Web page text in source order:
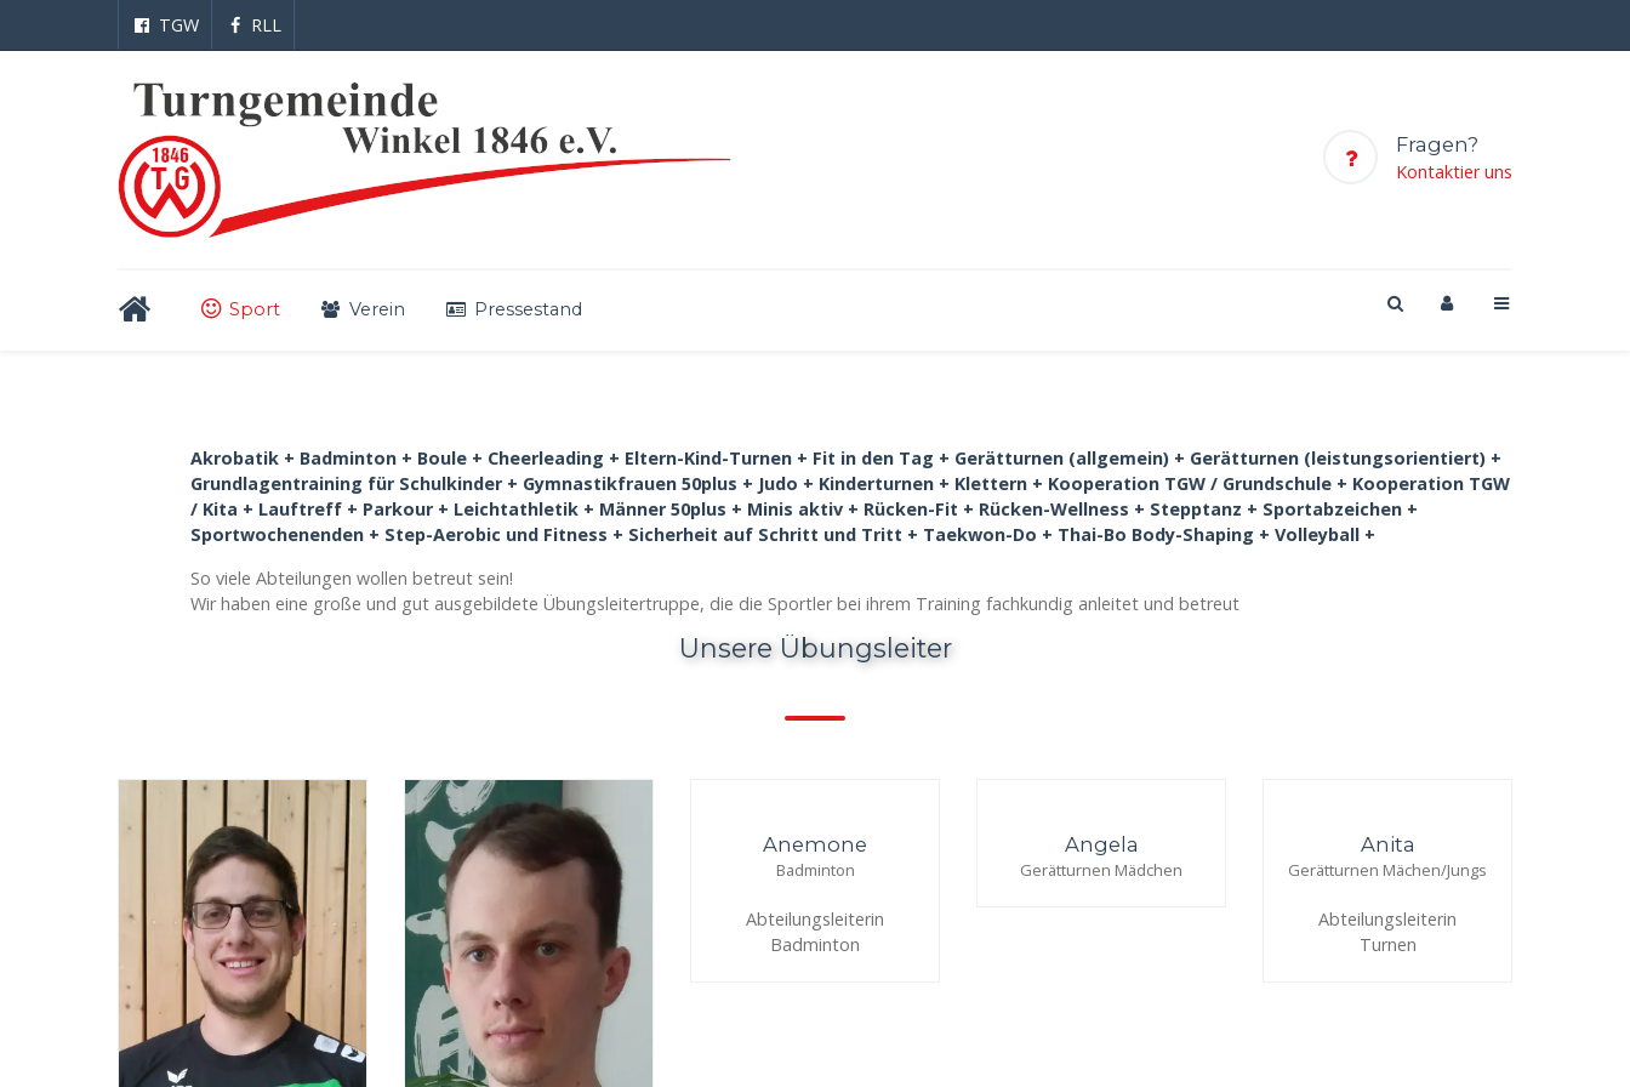
TGW RLL
Fragen?
Kontaktier uns
Sport Verein Pressestand
Akrobatik + Badminton + Boule + Cheerleading + Eltern-Kind-Turnen + Fit in den Tag + Gerätturnen (allgemein) + Gerätturnen (leistungsorientiert) +
Grundlagentraining für Schulkinder + Gymnastikfrauen 50plus + Judo + Kinderturnen + Klettern + Kooperation TGW / Grundschule + Kooperation TGW
/ Kita + Lauftreff + Parkour + Leichtathletik + Männer 50plus + Minis aktiv + Rücken-Fit + Rücken-Wellness + Stepptanz + Sportabzeichen +
Sportwochenenden + Step-Aerobic und Fitness + Sicherheit auf Schritt und Tritt + Taekwon-Do + Thai-Bo Body-Shaping + Volleyball +
So viele Abteilungen wollen betreut sein!
Wir haben eine große und gut ausgebildete Übungsleitertruppe, die die Sportler bei ihrem Training fachkundig anleitet und betreut
Unsere Übungsleiter
Anemone
Badminton
Abteilungsleiterin
Badminton
Angela
Gerätturnen Mädchen
Anita
Gerätturnen Mächen/Jungs
Abteilungsleiterin
Turnen